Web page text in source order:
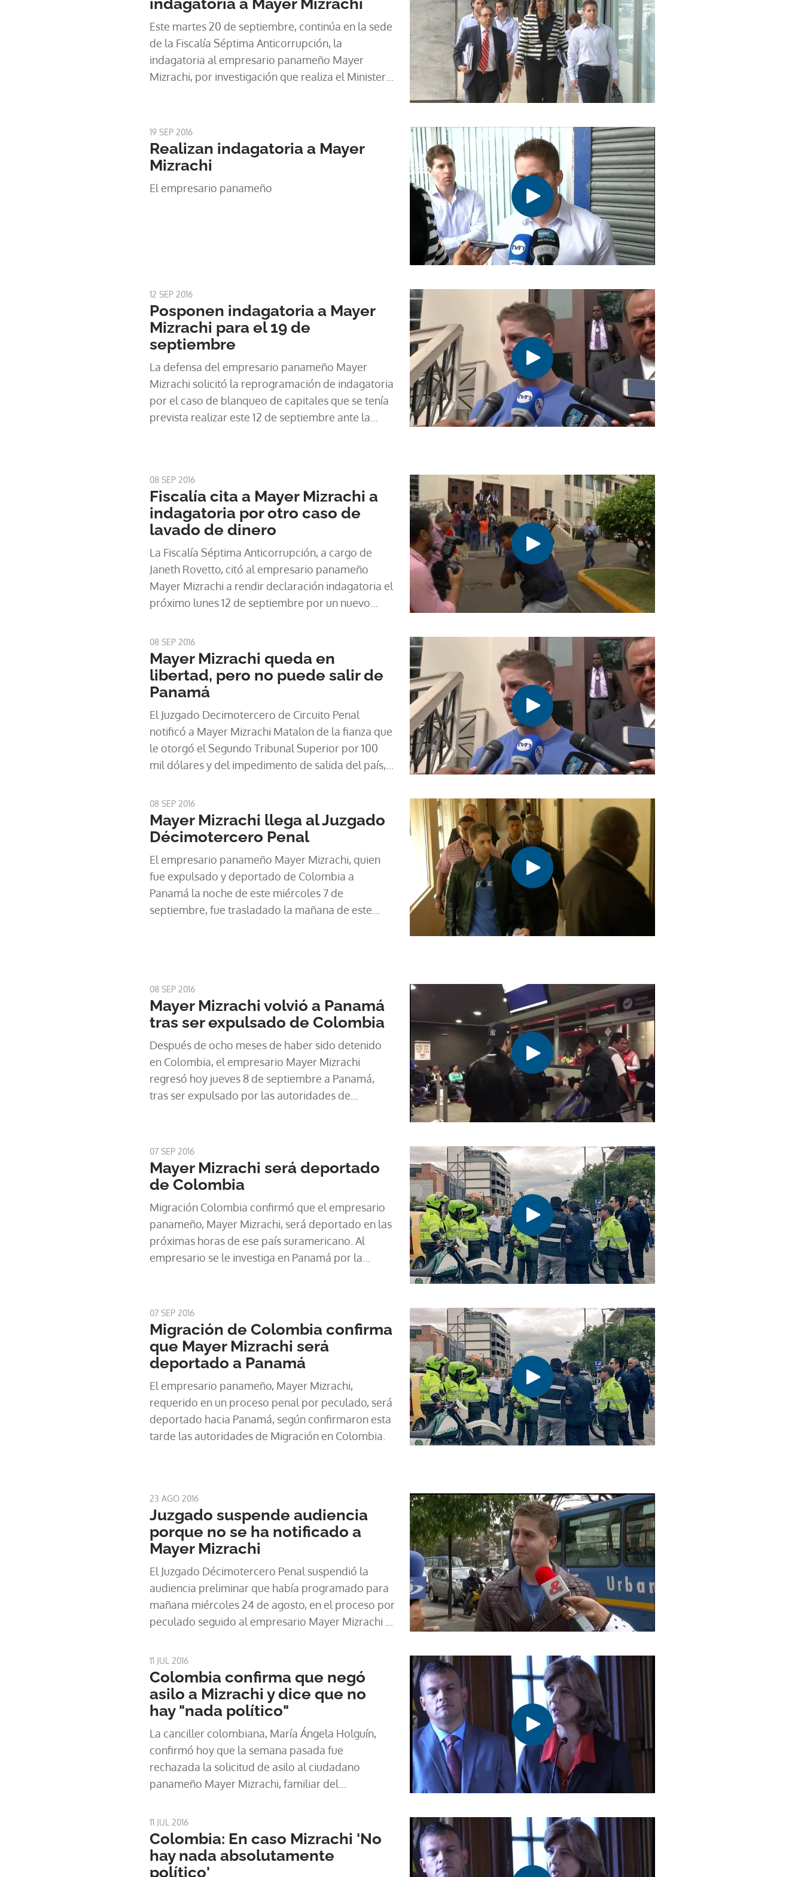
indagatoria a Mayer Mizrachi
Este martes 20 de septiembre, continúa en la sede
de la Fiscalía Séptima Anticorrupción, la
indagatoria al empresario panameño Mayer
Mizrachi, por investigación que realiza el Ministerio
19 SEP 2016
Realizan indagatoria a Mayer
Mizrachi
El empresario panameño
12 SEP 2016
Posponen indagatoria a Mayer
Mizrachi para el 19 de
septiembre
La defensa del empresario panameño Mayer
Mizrachi solicitó la reprogramación de indagatoria
por el caso de blanqueo de capitales que se tenía
prevista realizar este 12 de septiembre ante la
08 SEP 2016
Fiscalía cita a Mayer Mizrachi a
indagatoria por otro caso de
lavado de dinero
La Fiscalía Séptima Anticorrupción, a cargo de
Janeth Rovetto, citó al empresario panameño
Mayer Mizrachi a rendir declaración indagatoria el
próximo lunes 12 de septiembre por un nuevo
08 SEP 2016
Mayer Mizrachi queda en
libertad, pero no puede salir de
Panamá
El Juzgado Decimotercero de Circuito Penal
notificó a Mayer Mizrachi Matalon de la fianza que
le otorgó el Segundo Tribunal Superior por 100
mil dólares y del impedimento de salida del país,
comisión del delito contra la administración
pública.
08 SEP 2016
Mayer Mizrachi llega al Juzgado
Décimotercero Penal
El empresario panameño Mayer Mizrachi, quien
fue expulsado y deportado de Colombia a
Panamá la noche de este miércoles 7 de
septiembre, fue trasladado la mañana de este
08 SEP 2016
Mayer Mizrachi volvió a Panamá
tras ser expulsado de Colombia
Después de ocho meses de haber sido detenido
en Colombia, el empresario Mayer Mizrachi
regresó hoy jueves 8 de septiembre a Panamá,
tras ser expulsado por las autoridades de
07 SEP 2016
Mayer Mizrachi será deportado
de Colombia
Migración Colombia confirmó que el empresario
panameño, Mayer Mizrachi, será deportado en las
próximas horas de ese país suramericano. Al
empresario se le investiga en Panamá por la
instalación de programas de protección de
mensajería móvil.
07 SEP 2016
Migración de Colombia confirma
que Mayer Mizrachi será
deportado a Panamá
El empresario panameño, Mayer Mizrachi,
requerido en un proceso penal por peculado, será
deportado hacia Panamá, según confirmaron esta
tarde las autoridades de Migración en Colombia.
23 AGO 2016
Juzgado suspende audiencia
porque no se ha notificado a
Mayer Mizrachi
El Juzgado Décimotercero Penal suspendió la
audiencia preliminar que había programado para
mañana miércoles 24 de agosto, en el proceso por
peculado seguido al empresario Mayer Mizrachi y
irregularidades en el contrato de instalación de la
plataforma Criptext para mensajería de los
estamentos de seguridad.
11 JUL 2016
Colombia confirma que negó
asilo a Mizrachi y dice que no
hay "nada político"
La canciller colombiana, María Ángela Holguín,
confirmó hoy que la semana pasada fue
rechazada la solicitud de asilo al ciudadano
panameño Mayer Mizrachi, familiar del
caso haya "nada político".
11 JUL 2016
Colombia: En caso Mizrachi 'No
hay nada absolutamente
político'